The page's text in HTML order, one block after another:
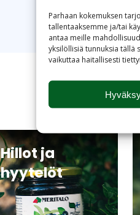
Parhaan kokemuksen
tallentaaksemme ja/tai
antaa meille
yksilöllisiä tunnuksia tällä
vaikuttaa haitallisesti
Hillot ja
hyytelöt